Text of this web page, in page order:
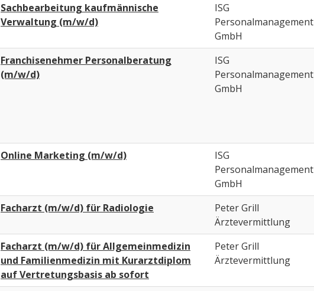
Sachbearbeitung kaufmännische
Verwaltung (m/w/d)
ISG
Personalmanagement
GmbH
Franchisenehmer Personalberatung
(m/w/d)
ISG
Personalmanagement
GmbH
Online Marketing (m/w/d)
ISG
Personalmanagement
GmbH
Facharzt (m/w/d) für Radiologie
Peter Grill
Ärztevermittlung
Facharzt (m/w/d) für Allgemeinmedizin
und Familienmedizin mit Kurarztdiplom
auf Vertretungsbasis ab sofort
Peter Grill
Ärztevermittlung